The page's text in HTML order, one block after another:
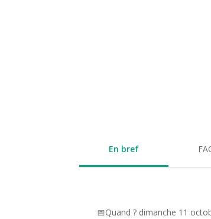
En bref
📅Quand ? dimanche 11